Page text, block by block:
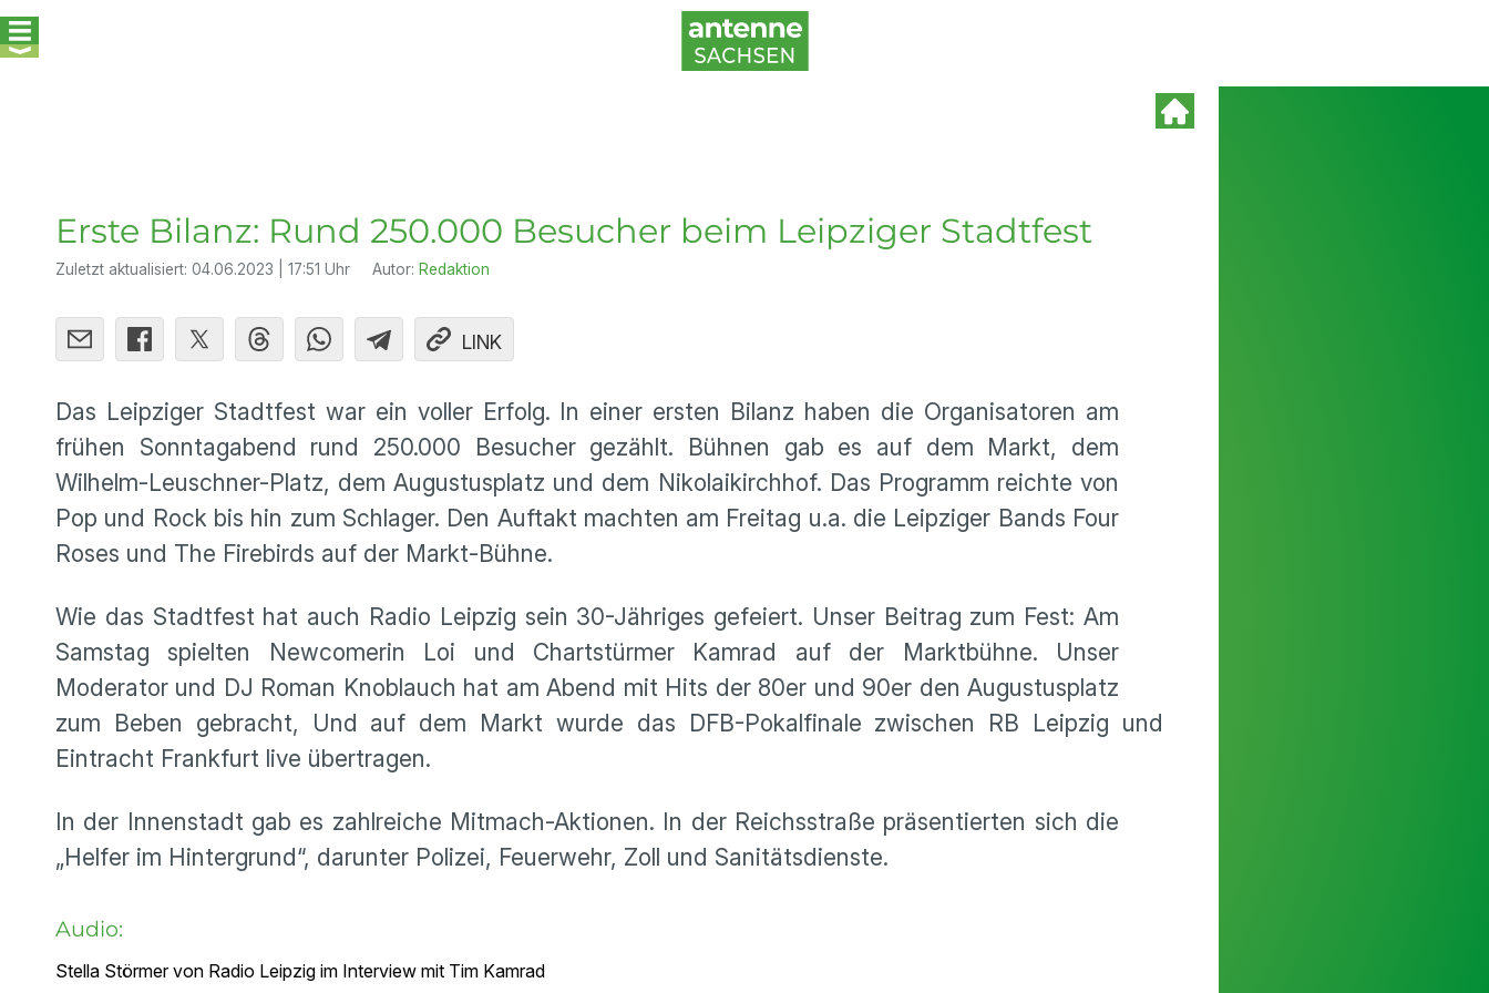
Erste Bilanz: Rund 250.000 Besucher beim Leipziger Stadtfest
Zuletzt aktualisiert: 04.06.2023 | 17:51 Uhr Autor: Redaktion
LINK
Das Leipziger Stadtfest war ein voller Erfolg. In einer ersten Bilanz haben die Organisatoren am
frühen Sonntagabend rund 250.000 Besucher gezählt. Bühnen gab es auf dem Markt, dem
Wilhelm-Leuschner-Platz, dem Augustusplatz und dem Nikolaikirchhof. Das Programm reichte von
Pop und Rock bis hin zum Schlager. Den Auftakt machten am Freitag u.a. die Leipziger Bands Four
Roses und The Firebirds auf der Markt-Bühne.
Wie das Stadtfest hat auch Radio Leipzig sein 30-Jähriges gefeiert. Unser Beitrag zum Fest: Am
Samstag spielten Newcomerin Loi und Chartstürmer Kamrad auf der Marktbühne. Unser
Moderator und DJ Roman Knoblauch hat am Abend mit Hits der 80er und 90er den Augustusplatz
zum Beben gebracht, Und auf dem Markt wurde das DFB-Pokalfinale zwischen RB Leipzig und
Eintracht Frankfurt live übertragen.
In der Innenstadt gab es zahlreiche Mitmach-Aktionen. In der Reichsstraße präsentierten sich die
„Helfer im Hintergrund“, darunter Polizei, Feuerwehr, Zoll und Sanitätsdienste.
Audio:
Stella Störmer von Radio Leipzig im Interview mit Tim Kamrad